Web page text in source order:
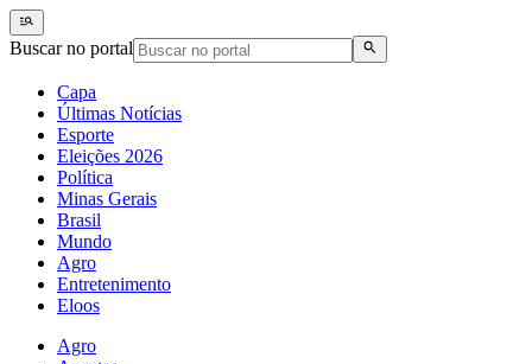
Buscar no portal
Capa
Últimas Notícias
Esporte
Eleições 2026
Política
Minas Gerais
Brasil
Mundo
Agro
Entretenimento
Eloos
Agro